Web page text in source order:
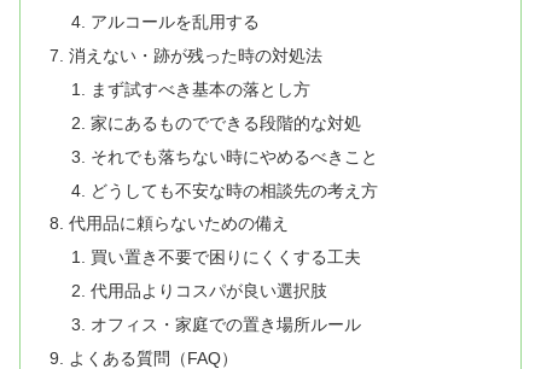
アルコールを乱用する
消えない・跡が残った時の対処法
まず試すべき基本の落とし方
家にあるものでできる段階的な対処
それでも落ちない時にやめるべきこと
どうしても不安な時の相談先の考え方
代用品に頼らないための備え
買い置き不要で困りにくくする工夫
代用品よりコスパが良い選択肢
オフィス・家庭での置き場所ルール
よくある質問（FAQ）